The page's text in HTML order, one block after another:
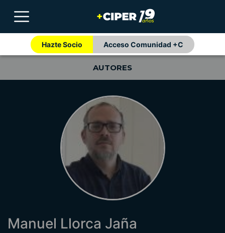
Hazte Socio Acceso Comunidad +C
AUTORES
Manuel Llorca Jaña